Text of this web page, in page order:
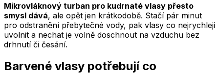
Mikrovláknový turban pro kudrnaté vlasy přesto
smysl dává, ale opět jen krátkodobě. Stačí pár minut
pro odstranění přebytečné vody, pak vlasy co nejrychleji
uvolnit a nechat je volně doschnout na vzduchu bez
drhnutí či česání.
Barvené vlasy potřebují co